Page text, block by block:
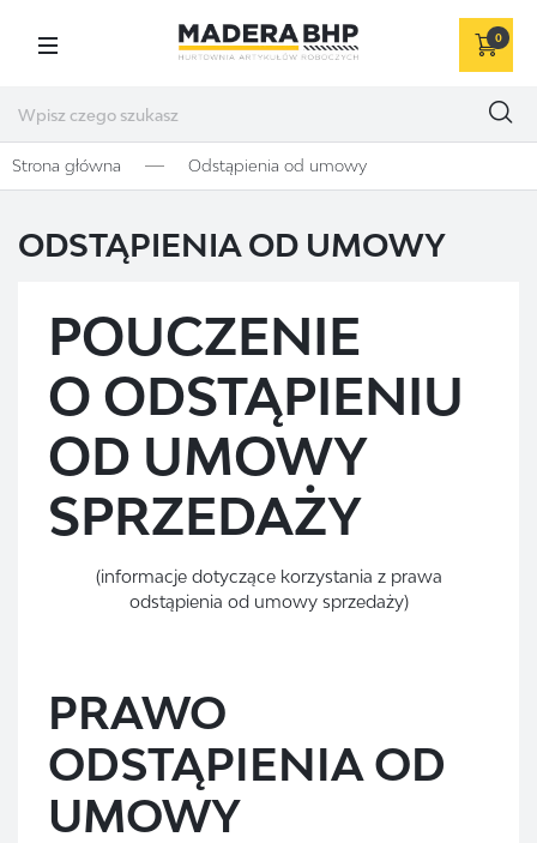
0
Strona główna Odstąpienia od umowy
ODSTĄPIENIA OD UMOWY
POUCZENIE
O ODSTĄPIENIU
OD UMOWY
SPRZEDAŻY
(informacje dotyczące korzystania z prawa
odstąpienia od umowy sprzedaży)
PRAWO
ODSTĄPIENIA OD
UMOWY